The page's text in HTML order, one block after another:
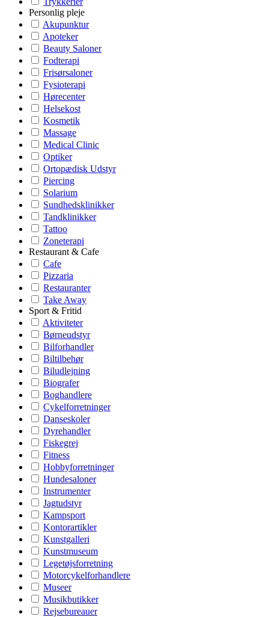
Personlig pleje
Akupunktur
Apoteker
Beauty Saloner
Fodterapi
Frisørsaloner
Fysioterapi
Hørecenter
Helsekost
Kosmetik
Massage
Medical Clinic
Optiker
Ortopædisk Udstyr
Piercing
Solarium
Sundhedsklinikker
Tandklinikker
Tattoo
Zoneterapi
Restaurant & Cafe
Cafe
Pizzaria
Restauranter
Take Away
Sport & Fritid
Aktiviteter
Børneudstyr
Bilforhandler
Biltilbehør
Biludlejning
Biografer
Boghandlere
Cykelforretninger
Danseskoler
Dyrehandler
Fiskegrej
Fitness
Hobbyforretninger
Hundesaloner
Instrumenter
Jagtudstyr
Kampsport
Kontorartikler
Kunstgalleri
Kunstmuseum
Legetøjsforretning
Motorcykelforhandlere
Museer
Musikbutikker
Rejsebureauer